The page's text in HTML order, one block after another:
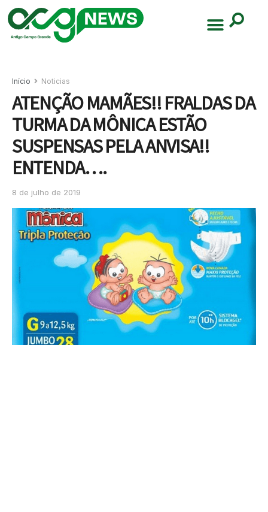
Início Noticias
ATENÇÃO MAMÃES!! FRALDAS DA
TURMA DA MÔNICA ESTÃO
SUSPENSAS PELA ANVISA!!
ENTENDA….
8 de julho de 2019